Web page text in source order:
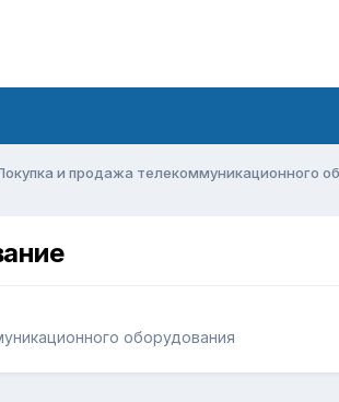
и продажа телекоммуникационного
оборудования